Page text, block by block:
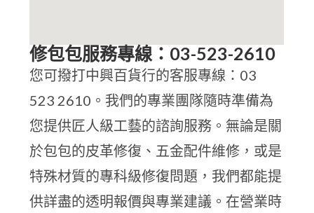
修包包服務專線：03-523-2610
您可撥打中興百貨行的客服專線：03
523 2610。我們的專業團隊隨時準備為
您提供匠人級工藝的諮詢服務。無論是關
於包包的皮革修復、五金配件維修，或是
特殊材質的專科級修復問題，我們都能提
供詳盡的透明報價與專業建議。在營業時